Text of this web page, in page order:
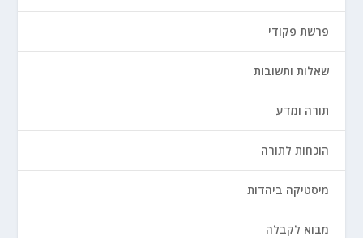
פרשת פקודי
שאלות ותשובות
תורה ומדע
הוכחות לתורה
מיסטיקה ביהדות
מבוא לקבלה